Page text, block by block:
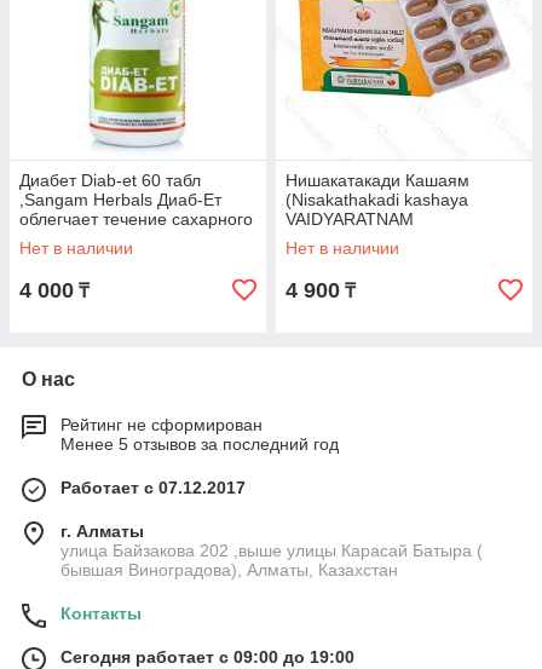
Диабет Diab-et 60 табл
,Sangam Herbals Диаб-Ет
облегчает течение сахарного
диабета
Нет в наличии
4 000 ₸
Нишакатакади Кашаям
(Nisakathakadi kashaya
VAIDYARATNAM
OUSHADHASALA), 100 таб.,
при сахарном диабете
Нет в наличии
4 900 ₸
О нас
Рейтинг не сформирован
Менее 5 отзывов за последний год
Работает с 07.12.2017
г. Алматы
улица Байзакова 202 ,выше улицы Карасай Батыра (
бывшая Виноградова), Алматы, Казахстан
Контакты
Сегодня работает с 09:00 до 19:00